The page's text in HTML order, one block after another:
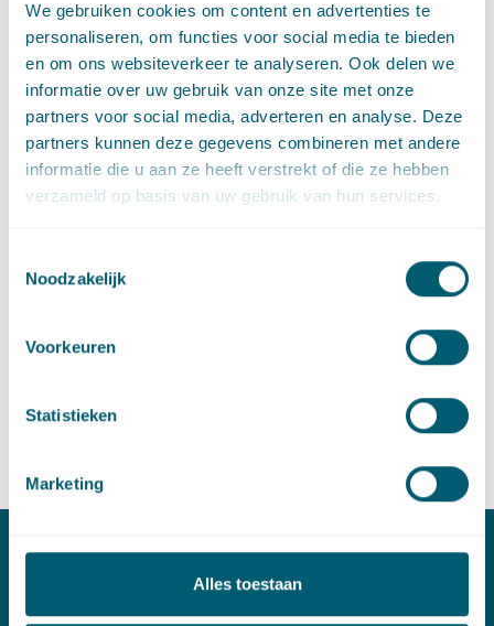
We gebruiken cookies om content en advertenties te
personaliseren, om functies voor social media te bieden
en om ons websiteverkeer te analyseren. Ook delen we
informatie over uw gebruik van onze site met onze
partners voor social media, adverteren en analyse. Deze
partners kunnen deze gegevens combineren met andere
informatie die u aan ze heeft verstrekt of die ze hebben
verzameld op basis van uw gebruik van hun services.
Noodzakelijk
Voorkeuren
Statistieken
Marketing
Alles toestaan
Contact
Stuur een e-mail naar Martijn Scheltema
martijn.scheltema@pelsrijcken.nl